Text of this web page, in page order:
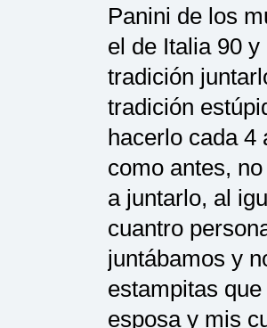
Panini de los
el de Italia 90
tradición
tradición
hacerlo cada 4
como antes,
a juntarlo, al
cuantro
juntábamos y
estampitas
esposa y mis